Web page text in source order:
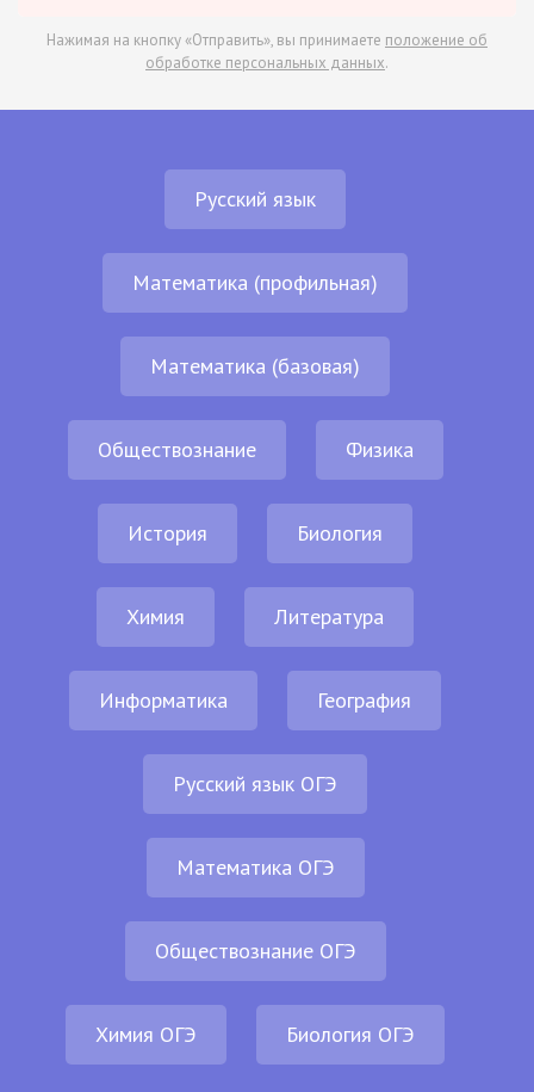
Нажимая на кнопку «Отправить», вы принимаете положение об
обработке персональных данных.
Русский язык
Математика (профильная)
Математика (базовая)
Обществознание Физика
История Биология
Химия Литература
Информатика География
Русский язык ОГЭ
Математика ОГЭ
Обществознание ОГЭ
Химия ОГЭ Биология ОГЭ